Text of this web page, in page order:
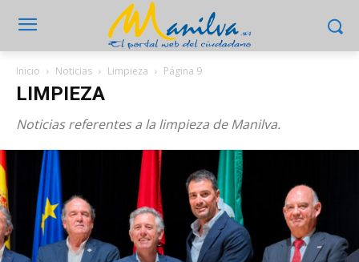
Inicio Noticias Limpieza Página 9
LIMPIEZA
Noticias referentes a la limpieza de Manilva.